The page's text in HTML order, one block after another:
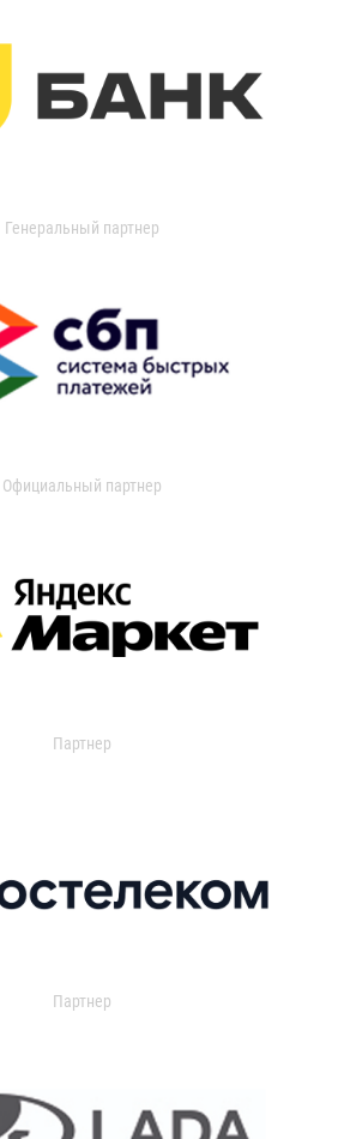
Генеральный партнер
Официальный партнер
Партнер
Партнер